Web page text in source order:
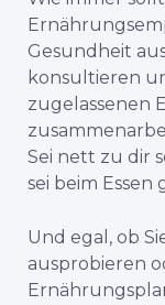
Gesundheit
konsultieren
zugelassenen
Sei nett zu dir
sei beim Essen
Und egal, ob
ausprobieren